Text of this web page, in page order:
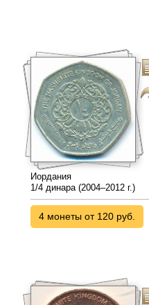
Иордания
1/4 динара (2004–2012 г.)
4 монеты от 120 руб.